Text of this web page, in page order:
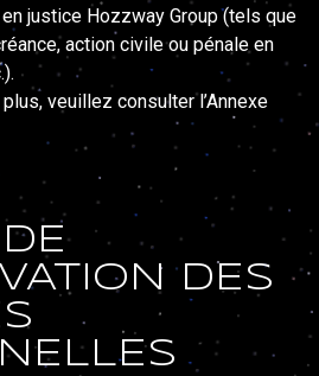
justice Hozzway Group (tels que
action civile ou pénale en
veuillez consulter l’Annexe
DES